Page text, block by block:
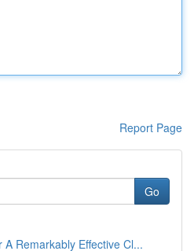
Report Page
Go
Remarkably Effective Cl...